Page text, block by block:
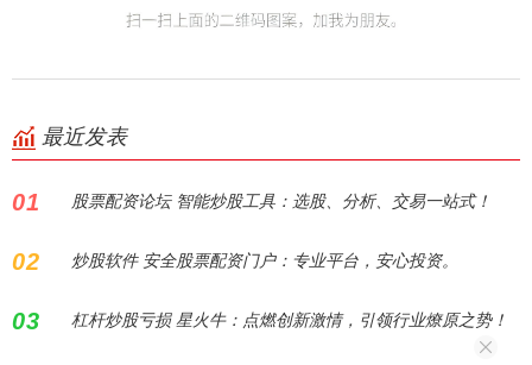
最近发表
01 股票配资论坛 智能炒股工具：选股、分析、交易一站式！
02 炒股软件 安全股票配资门户：专业平台，安心投资。
03 杠杆炒股亏损 星火牛：点燃创新激情，引领行业燎原之势！